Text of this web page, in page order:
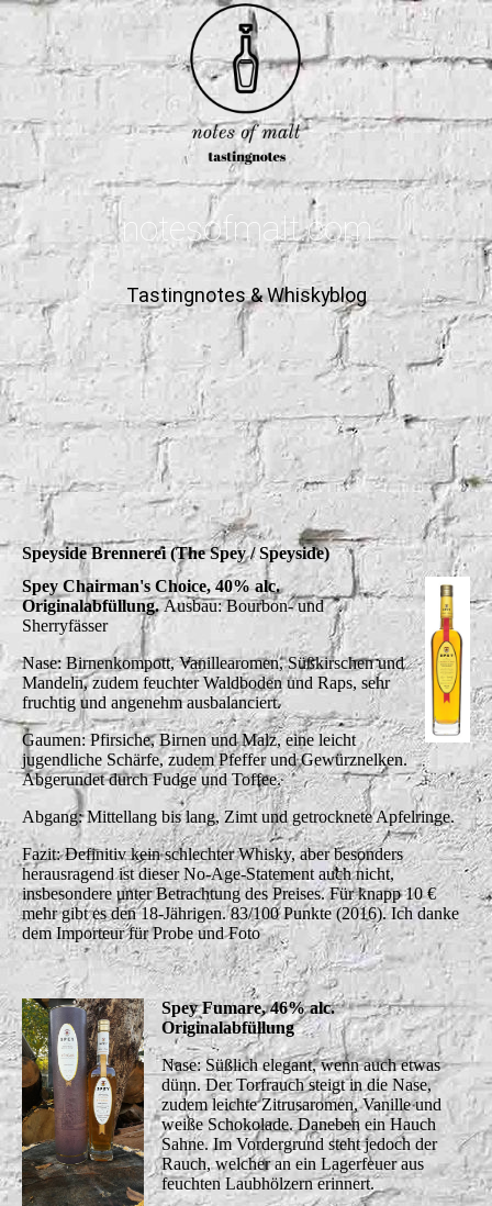
notesofmalt.com
Tastingnotes & Whiskyblog
Speyside Brennerei (The Spey / Speyside)
Spey Chairman's Choice, 40% alc.
Originalabfüllung.Ausbau: Bourbon- und
Sherryfässer
Nase: Birnenkompott, Vanillearomen, Süßkirschen und
Mandeln, zudem feuchter Waldboden und Raps, sehr
fruchtig und angenehm ausbalanciert.
Gaumen: Pfirsiche, Birnen und Malz, eine leicht
jugendliche Schärfe, zudem Pfeffer und Gewürznelken.
Abgerundet durch Fudge und Toffee.
Abgang: Mittellang bis lang, Zimt und getrocknete Apfelringe.
Fazit: Definitiv kein schlechter Whisky, aber besonders
herausragend ist dieser No-Age-Statement auch nicht,
insbesondere unter Betrachtung des Preises. Für knapp 10 €
mehr gibt es den 18-Jährigen. 83/100 Punkte (2016). Ich danke
dem Importeur für Probe und Foto
Spey Fumare, 46% alc.
Originalabfüllung
Nase: Süßlich elegant, wenn auch etwas
dünn. Der Torfrauch steigt in die Nase,
zudem leichte Zitrusaromen, Vanille und
weiße Schokolade. Daneben ein Hauch
Sahne. Im Vordergrund steht jedoch der
Rauch, welcher an ein Lagerfeuer aus
feuchten Laubhölzern erinnert.